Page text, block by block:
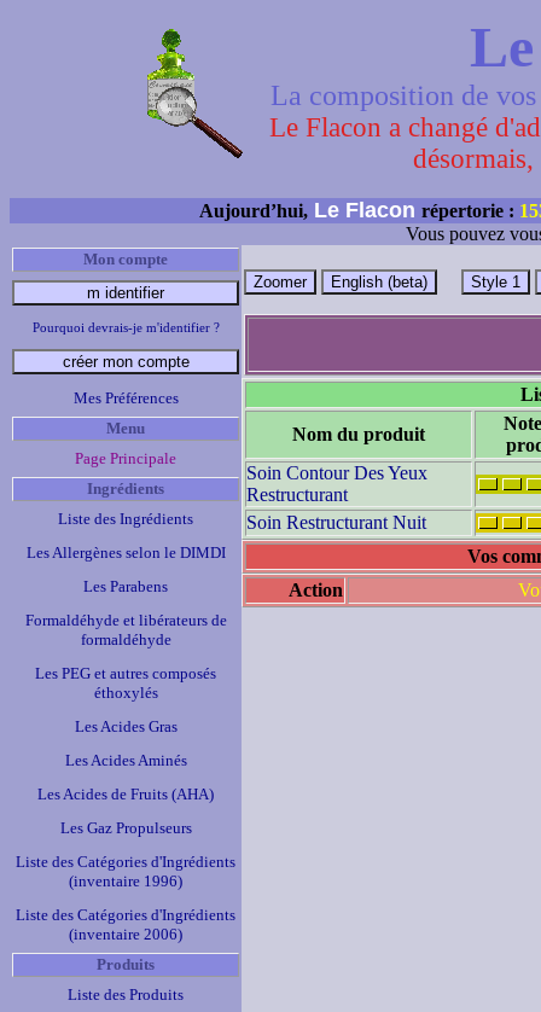
La composition de
Le Flacon a changé
Aujourd’hui, Le Flacon répertorie :
Vous pouvez
Mon compte
Pourquoi devrais-je m'identifier ?
Mes Préférences
Menu
Page Principale
Ingrédients
Liste des Ingrédients
Les Allergènes selon le DIMDI
Les Parabens
Formaldéhyde et libérateurs de
formaldéhyde
Les PEG et autres composés
éthoxylés
Les Acides Gras
Les Acides Aminés
Les Acides de Fruits (AHA)
Les Gaz Propulseurs
Liste des Catégories d'Ingrédients
(inventaire 1996)
Liste des Catégories d'Ingrédients
(inventaire 2006)
Produits
Liste des Produits
Nom du produit
Soin Contour Des Yeux
Restructurant
Soin Restructurant Nuit
Vos
Action